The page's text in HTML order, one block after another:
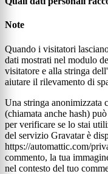
Note
Quando i visitatori
dati mostrati nel modulo
visitatore e alla stringa
aiutare il rilevamento di
Una stringa anonimizzata
(chiamata anche hash)
per verificare se lo stai
del servizio Gravatar è
https://automattic.com/
commento, la tua
nel contesto del tuo